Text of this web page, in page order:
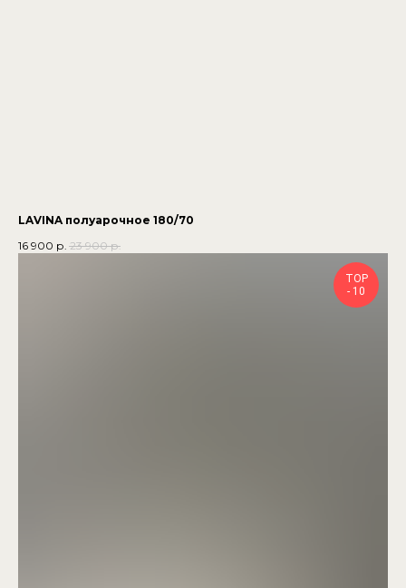
LAVINA полуарочное 180/70
16 900 р. 23 900 р.
TOP
- 10